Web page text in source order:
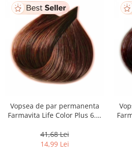
Vopsea de par permanenta
Farmavita Life Color Plus 6.4,
41,68 Lei
14,99 Lei